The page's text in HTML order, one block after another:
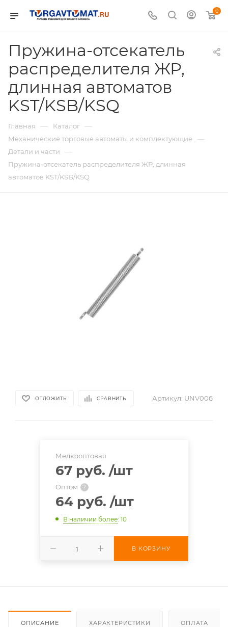
0
Пружина-отсекатель
распределителя ЖР,
длинная автоматов
KST/KSB/KSQ
Главная — Каталог —
Механические торговые автоматы и комплектующие —
Детали и части —
Пружина-отсекатель распределителя ЖР, длинная
автоматов KST/KSB/KSQ
ОТЛОЖИТЬ СРАВНИТЬ Артикул: UNV006
Мелкооптовая
67 руб. /шт
Оптом ?
64 руб. /шт
В наличии более: 10
В КОРЗИНУ
ОПИСАНИЕ ХАРАКТЕРИСТИКИ ОПЛАТА